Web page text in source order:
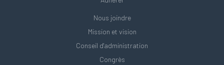
Nous joindre
Mission et vision
Conseil d'administration
Congrès